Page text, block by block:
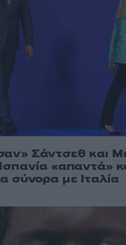
Σάντσεθ και
«απαντά»
σύνορα με Ιταλία